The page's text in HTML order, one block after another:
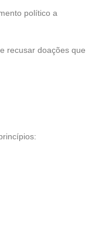
político a
recusar doações que